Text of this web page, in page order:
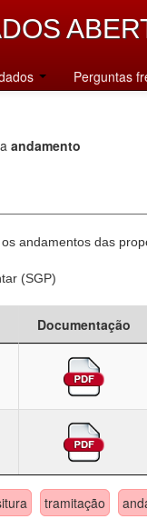
Perguntas
andamento
andamentos das
(SGP)
Documentação
tramitação